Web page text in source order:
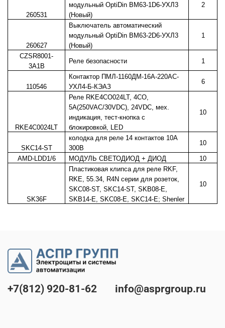
260531
модульный OptiDin BM63-1D6-УХЛ3
(Новый)
2
260627
Выключатель автоматический
модульный OptiDin BM63-2D6-УХЛ3
(Новый)
1
CZSR8001-
3A1B
Реле безопасности 1
110546
Контактор ПМЛ-1160ДМ-16А-220AC-
УХЛ4-Б-КЭАЗ
6
RKE4C0024LT
Реле RKE4CO024LT, 4CO,
5A(250VAC/30VDC), 24VDC, мех.
индикация, тест-кнопка с
блокировкой, LED
10
SKC14-ST
колодка для реле 14 контактов 10А
300В
10
AMD-LDD1/6 МОДУЛЬ СВЕТОДИОД + ДИОД 10
SK36F
Пластиковая клипса для реле RKF,
RKE, 55.34, R4N серии для розеток,
SKC08-ST, SKC14-ST, SKB08-E,
SKB14-E, SKC08-E, SKC14-E; Shenler
10
+7(812) 920-81-62 info@asprgroup.ru